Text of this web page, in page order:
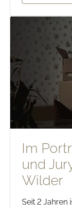
Im
und
Wilder
Seit 2 Jahren